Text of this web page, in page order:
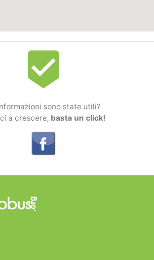
beenhere
sono state utili?
a crescere, basta un click!